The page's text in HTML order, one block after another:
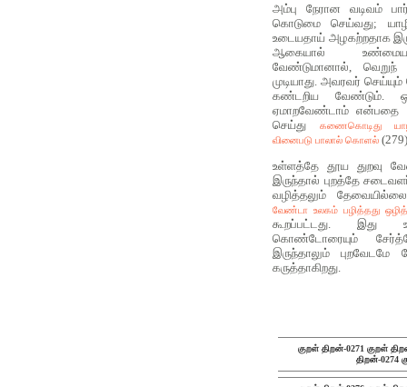
அம்பு நேரான வடிவம்
கொடுமை செய்வது;
உடையதாய் அழகற்றதாக
ஆகையால்
வேண்டுமானால்,
முடியாது. அவரவர்
கண்டறிய வேண்டும்.
ஏமாறவேண்டாம் என்பதை
செய்து
கணைகொடிது
வினைபடு பாலால் கொளல்
உள்ளத்தே தூய துறவு
இருந்தால் புறத்தே
வழித்தலும்
வேண்டா உலகம் பழித்தது
கூறப்பட்டது. இது
கொண்டோரையும்
இருந்தாலும்
கருத்தாகிறது.
குறள் திறன்-0271 குறள்
திறன்-0274